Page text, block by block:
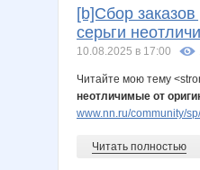
[b]Сбор
серьги
10.08.2025 в 17:00
Читайте мою тему
неотличимые от
www.nn.ru/community/
Читать полностью